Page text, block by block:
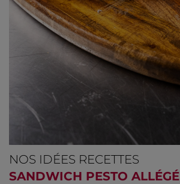
NOS IDÉES RECETTES
SANDWICH PESTO ALLÉGÉ